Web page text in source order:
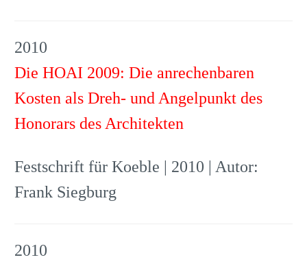
2010
Die HOAI 2009: Die anrechenbaren
Kosten als Dreh- und Angelpunkt des
Honorars des Architekten
Festschrift für Koeble | 2010 | Autor:
Frank Siegburg
2010